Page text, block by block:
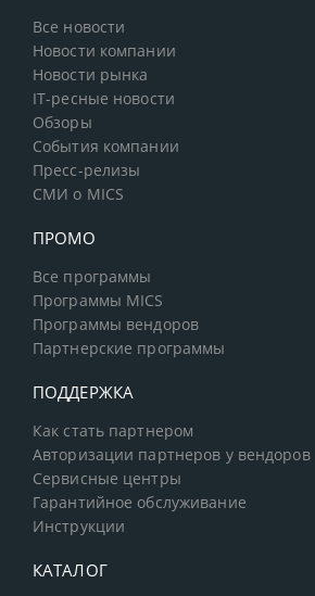
Все новости
Новости компании
Новости рынка
IT-ресные новости
Обзоры
События компании
Пресс-релизы
СМИ о MICS
ПРОМО
Все программы
Программы MICS
Программы вендоров
Партнерские программы
ПОДДЕРЖКА
Как стать партнером
Авторизации партнеров у вендоров
Сервисные центры
Гарантийное обслуживание
Инструкции
КАТАЛОГ